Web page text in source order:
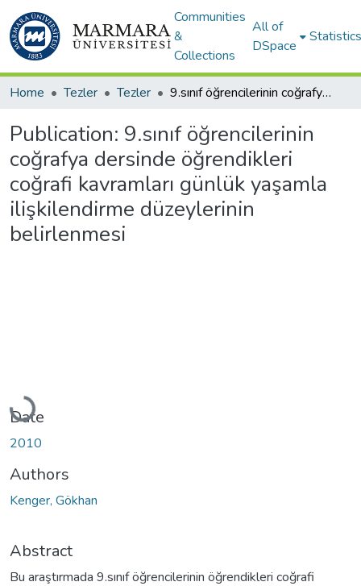
Communities
&
Collections
All of
DSpace
Statistics
Home Tezler Tezler 9.sınıf öğrencilerinin coğrafya dersinde öğrendikleri coğrafi kavramları günlük yaşamla ilişkilendirme düzeylerinin belirlenmesi
Publication: 9.sınıf öğrencilerinin
coğrafya dersinde öğrendikleri
coğrafi kavramları günlük yaşamla
ilişkilendirme düzeylerinin
belirlenmesi
Loading...
Date
2010
Authors
Kenger, Gökhan
Abstract
Bu araştırmada 9.sınıf öğrencilerinin öğrendikleri coğrafi